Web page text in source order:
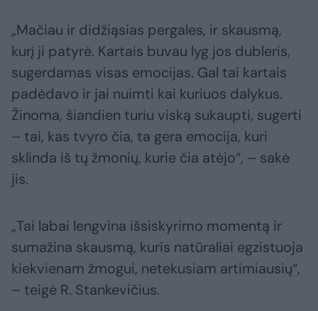
„Mačiau ir didžiąsias pergales, ir skausmą,
kurį ji patyrė. Kartais buvau lyg jos dubleris,
sugerdamas visas emocijas. Gal tai kartais
padėdavo ir jai nuimti kai kuriuos dalykus.
Žinoma, šiandien turiu viską sukaupti, sugerti
– tai, kas tvyro čia, ta gera emocija, kuri
sklinda iš tų žmonių, kurie čia atėjo“, – sakė
jis.
„Tai labai lengvina išsiskyrimo momentą ir
sumažina skausmą, kuris natūraliai egzistuoja
kiekvienam žmogui, netekusiam artimiausių“,
– teigė R. Stankevičius.